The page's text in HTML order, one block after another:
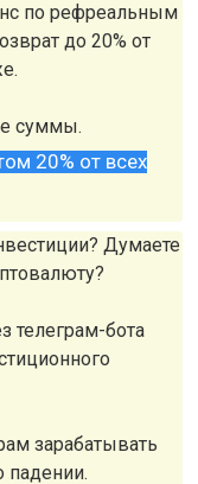
по рефреальным
до 20% от
суммы.
20% от всех
Думаете
телеграм-бота
зарабатывать
падении.